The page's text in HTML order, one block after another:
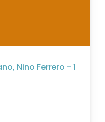
Nino Ferrero - 1